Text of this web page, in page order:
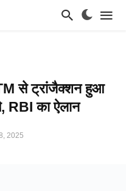
से ट्रांजैक्शन हुआ
RBI का ऐलान
2025